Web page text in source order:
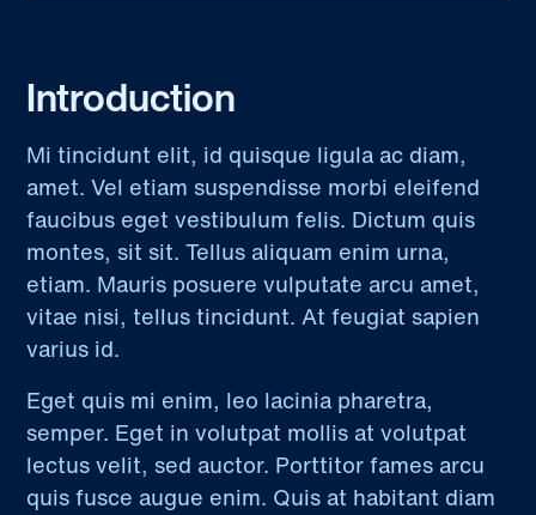
Introduction
Mi tincidunt elit, id quisque ligula ac diam,
amet. Vel etiam suspendisse morbi eleifend
faucibus eget vestibulum felis. Dictum quis
montes, sit sit. Tellus aliquam enim urna,
etiam. Mauris posuere vulputate arcu amet,
vitae nisi, tellus tincidunt. At feugiat sapien
varius id.
Eget quis mi enim, leo lacinia pharetra,
semper. Eget in volutpat mollis at volutpat
lectus velit, sed auctor. Porttitor fames arcu
quis fusce augue enim. Quis at habitant diam